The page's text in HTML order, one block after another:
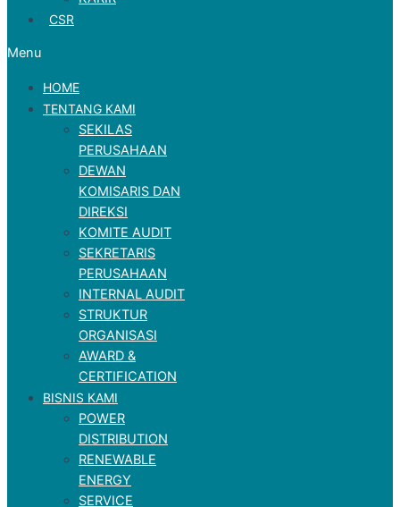
CSR
Menu
HOME
TENTANG KAMI
SEKILAS
PERUSAHAAN
DEWAN
KOMISARIS DAN
DIREKSI
KOMITE AUDIT
SEKRETARIS
PERUSAHAAN
INTERNAL AUDIT
STRUKTUR
ORGANISASI
AWARD &
CERTIFICATION
BISNIS KAMI
POWER
DISTRIBUTION
RENEWABLE
ENERGY
SERVICE